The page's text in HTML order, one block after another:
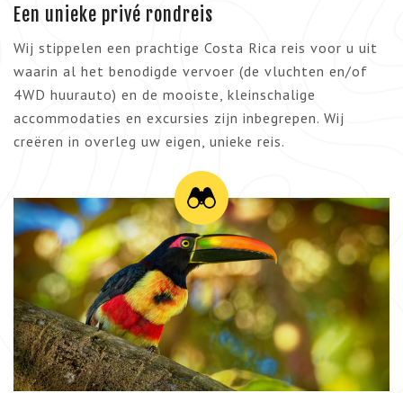
Een unieke privé rondreis
Wij stippelen een prachtige Costa Rica reis voor u uit
waarin al het benodigde vervoer (de vluchten en/of
4WD huurauto) en de mooiste, kleinschalige
accommodaties en excursies zijn inbegrepen. Wij
creëren in overleg uw eigen, unieke reis.